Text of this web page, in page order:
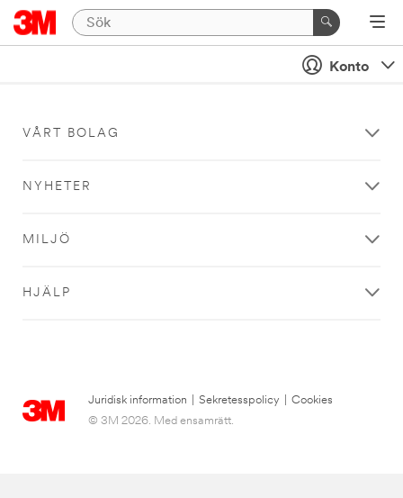
Konto
VÅRT BOLAG
NYHETER
MILJÖ
HJÄLP
Juridisk information Sekretesspolicy
Cookies
© 3M 2026. Med ensamrätt.